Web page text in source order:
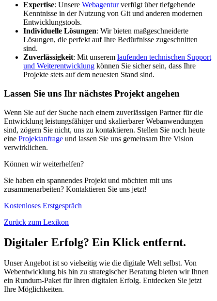
Expertise: Unsere Webagenturverfügt über tiefgehende
Kenntnisse in der Nutzung von Git und anderen modernen
Entwicklungstools.
Individuelle Lösungen: Wir bieten maßgeschneiderte
Lösungen, die perfekt auf Ihre Bedürfnisse zugeschnitten
sind.
Zuverlässigkeit: Mit unserem laufenden technischen Support
und Weiterentwicklung können Sie sicher sein, dass Ihre
Projekte stets auf dem neuesten Stand sind.
Lassen Sie uns Ihr nächstes Projekt angehen
Wenn Sie auf der Suche nach einem zuverlässigen Partner für die
Entwicklung leistungsfähiger und skalierbarer Webanwendungen
sind, zögern Sie nicht, uns zu kontaktieren. Stellen Sie noch heute
eine Projektanfrage und lassen Sie uns gemeinsam Ihre Vision
verwirklichen.
Können wir weiterhelfen?
Sie haben ein spannendes Projekt und möchten mit uns
zusammenarbeiten? Kontaktieren Sie uns jetzt!
Kostenloses Erstgespräch
Zurück zum Lexikon
Digitaler Erfolg? Ein Klick entfernt.
Unser Angebot ist so vielseitig wie die digitale Welt selbst. Von
Webentwicklung bis hin zu strategischer Beratung bieten wir Ihnen
ein Rundum-Paket für Ihren digitalen Erfolg. Entdecken Sie jetzt
Ihre Möglichkeiten.